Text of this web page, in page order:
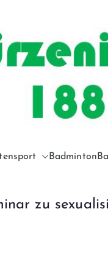
Badminton
zu